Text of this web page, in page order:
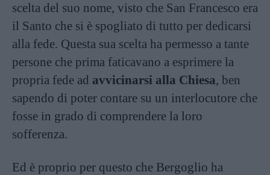
scelta del suo nome, visto che San Francesco era
il Santo che si è spogliato di tutto per dedicarsi
alla fede. Questa sua scelta ha permesso a tante
persone che prima faticavano a esprimere la
propria fede ad avvicinarsi alla Chiesa, ben
sapendo di poter contare su un interlocutore che
fosse in grado di comprendere la loro
sofferenza.
Ed è proprio per questo che Bergoglio ha